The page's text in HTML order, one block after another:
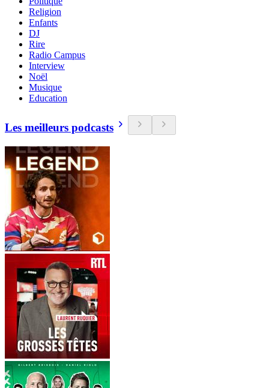
Religion
Enfants
DJ
Rire
Radio Campus
Interview
Noël
Musique
Education
Les meilleurs podcasts